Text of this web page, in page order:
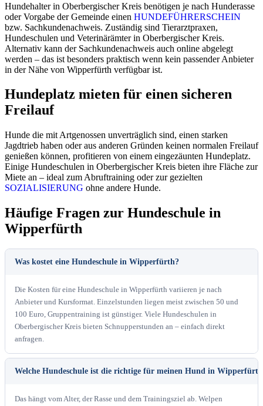
Hundehalter in Oberbergischer Kreis benötigen je nach Hunderasse
oder Vorgabe der Gemeinde einen HUNDEFÜHRERSCHEIN
bzw. Sachkundenachweis. Zuständig sind Tierarztpraxen,
Hundeschulen und Veterinärämter in Oberbergischer Kreis.
Alternativ kann der Sachkundenachweis auch online abgelegt
werden – das ist besonders praktisch wenn kein passender Anbieter
in der Nähe von Wipperfürth verfügbar ist.
Hundeplatz mieten für einen sicheren
Freilauf
Hunde die mit Artgenossen unverträglich sind, einen starken
Jagdtrieb haben oder aus anderen Gründen keinen normalen Freilauf
genießen können, profitieren von einem eingezäunten Hundeplatz.
Einige Hundeschulen in Oberbergischer Kreis bieten ihre Fläche zur
Miete an – ideal zum Abruftraining oder zur gezielten
SOZIALISIERUNG ohne andere Hunde.
Häufige Fragen zur Hundeschule in
Wipperfürth
Was kostet eine Hundeschule in Wipperfürth?
Die Kosten für eine Hundeschule in Wipperfürth variieren je nach
Anbieter und Kursformat. Einzelstunden liegen meist zwischen 50 und
100 Euro, Gruppentraining ist günstiger. Viele Hundeschulen in
Oberbergischer Kreis bieten Schnupperstunden an – einfach direkt
anfragen.
Welche Hundeschule ist die richtige für meinen Hund in
Das hängt vom Alter, der Rasse und dem Trainingsziel ab. Welpen